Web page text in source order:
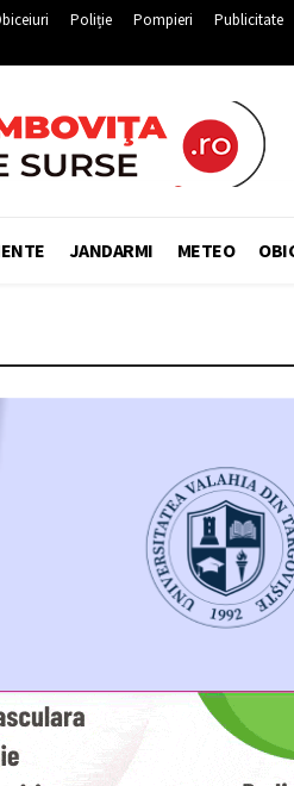
Poliție Pompieri Publicitate
JANDARMI METEO